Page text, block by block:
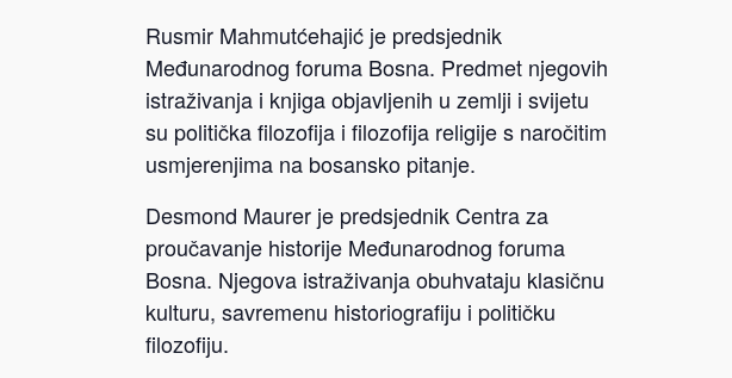
Rusmir Mahmutćehajić je predsjednik
Međunarodnog foruma Bosna. Predmet njegovih
istraživanja i knjiga objavljenih u zemlji i svijetu
su politička filozofija i filozofija religije s naročitim
usmjerenjima na bosansko pitanje.
Desmond Maurer je predsjednik Centra za
proučavanje historije Međunarodnog foruma
Bosna. Njegova istraživanja obuhvataju klasičnu
kulturu, savremenu historiografiju i političku
filozofiju.